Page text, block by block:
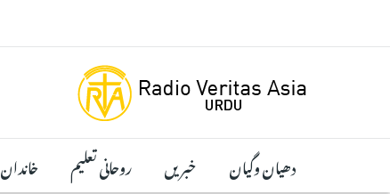
دھیان وگیان خبریں روحانی تعلیم خاندان